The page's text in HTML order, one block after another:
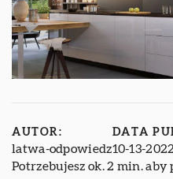
AUTOR:
latwa-odpowiedz
DATA
10-13-2022
Potrzebujesz ok. 2 min.